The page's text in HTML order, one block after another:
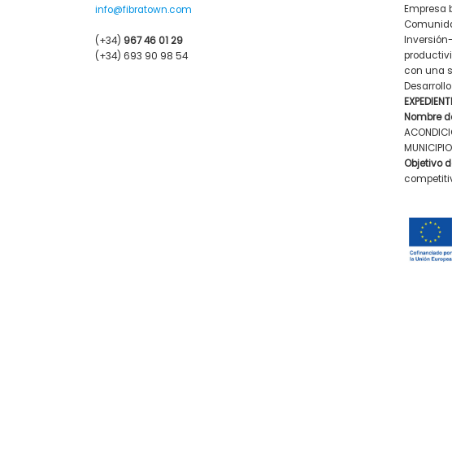
info@fibratown.com
(+34) 967 46 01 29
(+34) 693 90 98 54
Empresa
con una
Nombre
Objetivo